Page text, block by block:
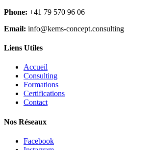
Phone: +41 79 570 96 06
Email: info@kems-concept.consulting
Liens Utiles
Accueil
Consulting
Formations
Certifications
Contact
Nos Réseaux
Facebook